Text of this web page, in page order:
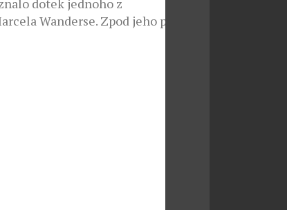
dotek jednoho z
Wanderse. Zpod jeho prstů
na útlou nožku, jako kdyby
své hraně. Luxusní solitér byl